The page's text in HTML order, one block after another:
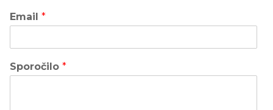
Email *
Sporočilo *